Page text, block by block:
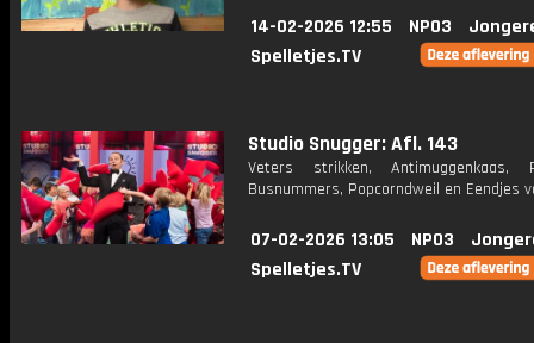
14-02-2026 12:55 NPO3
Spelletjes.TV
Studio Snugger: Afl. 143
Veters strikken, Antimuggenkaas,
Busnummers, Popcorndweil en Eendjes
07-02-2026 13:05 NPO3
Spelletjes.TV